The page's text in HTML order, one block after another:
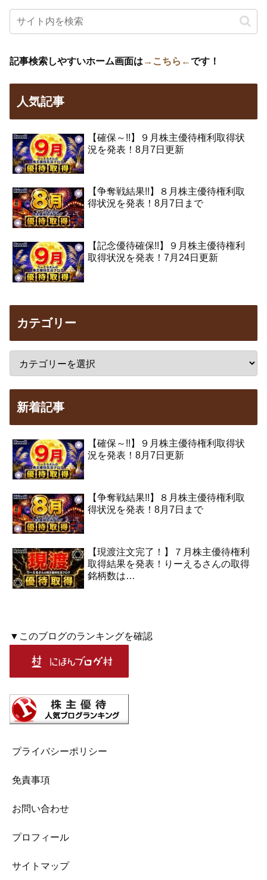
記事検索しやすいホーム画面は →こちら←です！
人気記事
【確保～!!】９月株主優待権利取得状
況を発表！8月7日更新
【争奪戦結果!!】８月株主優待権利取
得状況を発表！8月7日まで
【記念優待確保!!】９月株主優待権利
取得状況を発表！7月24日更新
カテゴリー
新着記事
【確保～!!】９月株主優待権利取得状
況を発表！8月7日更新
【争奪戦結果!!】８月株主優待権利取
得状況を発表！8月7日まで
【現渡注文完了！】７月株主優待権利
取得結果を発表！りーえるさんの取得
銘柄数は…
▼このブログのランキングを確認
プライバシーポリシー
免責事項
お問い合わせ
プロフィール
サイトマップ